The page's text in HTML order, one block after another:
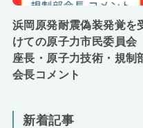
浜岡原発耐震偽装発覚を
けての原子力市民委員会
座長・原子力技術・規制
会長コメント
新着記事